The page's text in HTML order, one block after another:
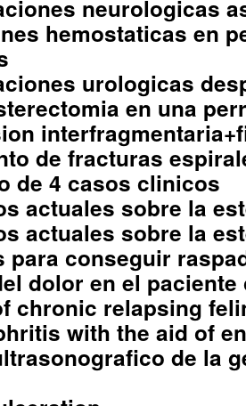
neurologicas
hemostaticas en
urologicas
en una
de fracturas
de 4 casos clinicos
actuales sobre la
actuales sobre la
para conseguir
dolor en el
chronic relapsing
with the aid of
de la